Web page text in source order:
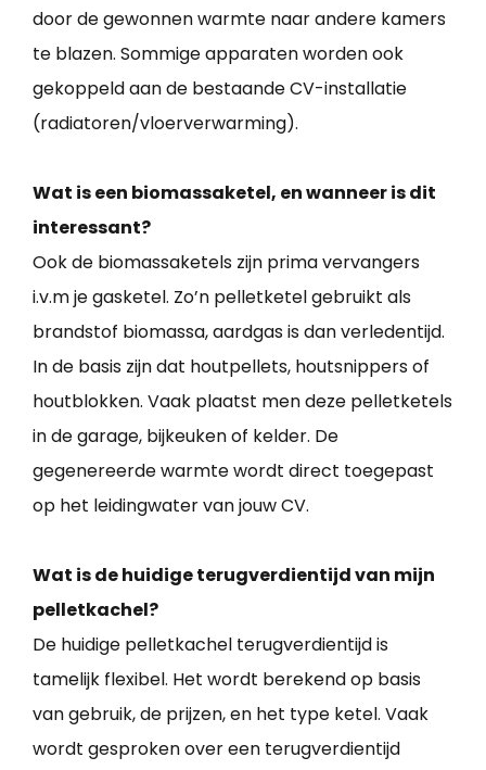
door de gewonnen warmte naar andere kamers
te blazen. Sommige apparaten worden ook
gekoppeld aan de bestaande CV-installatie
(radiatoren/vloerverwarming).
Wat is een biomassaketel, en wanneer is dit
interessant?
Ook de biomassaketels zijn prima vervangers
i.v.m je gasketel. Zo’n pelletketel gebruikt als
brandstof biomassa, aardgas is dan verledentijd.
In de basis zijn dat houtpellets, houtsnippers of
houtblokken. Vaak plaatst men deze pelletketels
in de garage, bijkeuken of kelder. De
gegenereerde warmte wordt direct toegepast
op het leidingwater van jouw CV.
Wat is de huidige terugverdientijd van mijn
pelletkachel?
De huidige pelletkachel terugverdientijd is
tamelijk flexibel. Het wordt berekend op basis
van gebruik, de prijzen, en het type ketel. Vaak
wordt gesproken over een terugverdientijd